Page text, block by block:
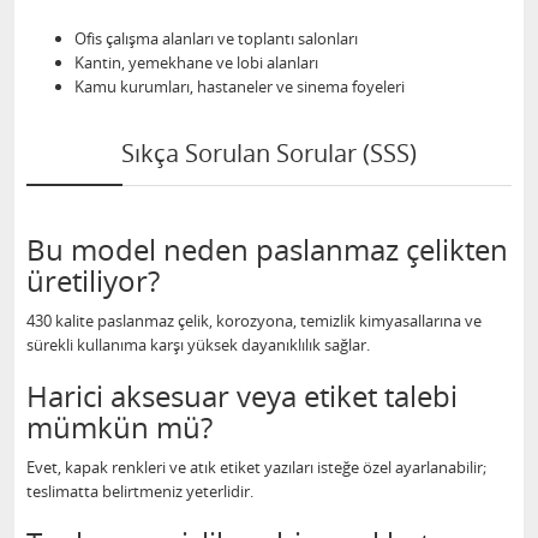
Ofis çalışma alanları ve toplantı salonları
Kantin, yemekhane ve lobi alanları
Kamu kurumları, hastaneler ve sinema foyeleri
Sıkça Sorulan Sorular (SSS)
Bu model neden paslanmaz çelikten
üretiliyor?
430 kalite paslanmaz çelik, korozyona, temizlik kimyasallarına ve
sürekli kullanıma karşı yüksek dayanıklılık sağlar.
Harici aksesuar veya etiket talebi
mümkün mü?
Evet, kapak renkleri ve atık etiket yazıları isteğe özel ayarlanabilir;
teslimatta belirtmeniz yeterlidir.